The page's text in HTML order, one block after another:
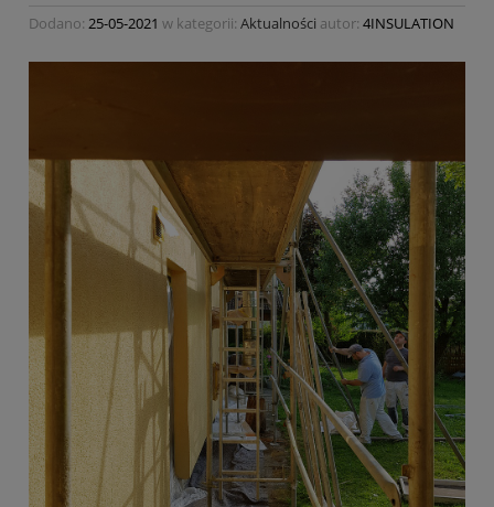
Dodano: 25-05-2021 w kategorii: Aktualności autor: 4INSULATION